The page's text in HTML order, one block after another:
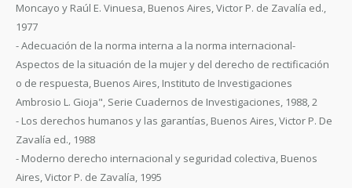
Moncayo y Raúl E. Vinuesa, Buenos Aires, Victor P. de Zavalía ed.,
1977
- Adecuación de la norma interna a la norma internacional-
Aspectos de la situación de la mujer y del derecho de rectificación
o de respuesta, Buenos Aires, Instituto de Investigaciones
Ambrosio L. Gioja", Serie Cuadernos de Investigaciones, 1988, 2
- Los derechos humanos y las garantías, Buenos Aires, Victor P. De
Zavalía ed., 1988
- Moderno derecho internacional y seguridad colectiva, Buenos
Aires, Victor P. de Zavalía, 1995